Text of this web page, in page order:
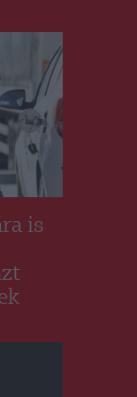
is